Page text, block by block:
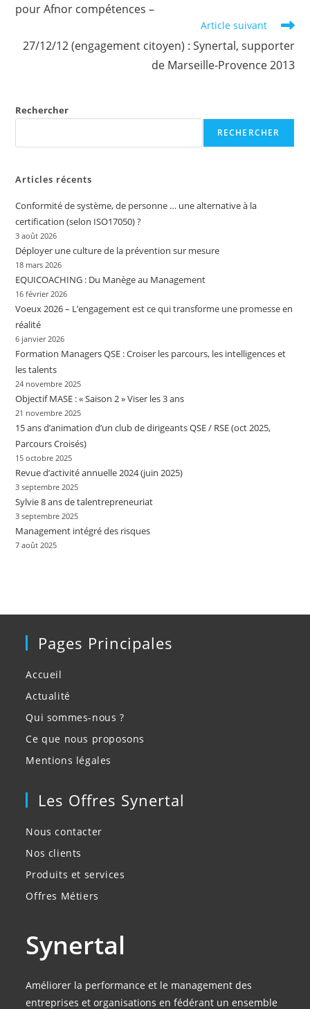
pour Afnor compétences –
Article suivant
27/12/12 (engagement citoyen) : Synertal, supporter
de Marseille-Provence 2013
Rechercher
RECHERCHER
Articles récents
Conformité de système, de personne … une alternative à la
certification (selon ISO17050) ?
3 août 2026
Déployer une culture de la prévention sur mesure
18 mars 2026
EQUICOACHING : Du Manège au Management
16 février 2026
Voeux 2026 – L’engagement est ce qui transforme une promesse en
réalité
6 janvier 2026
Formation Managers QSE : Croiser les parcours, les intelligences et
les talents
24 novembre 2025
Objectif MASE : « Saison 2 » Viser les 3 ans
21 novembre 2025
15 ans d’animation d’un club de dirigeants QSE / RSE (oct 2025,
Parcours Croisés)
15 octobre 2025
Revue d’activité annuelle 2024 (juin 2025)
3 septembre 2025
Sylvie 8 ans de talentrepreneuriat
3 septembre 2025
Management intégré des risques
7 août 2025
Pages Principales
Accueil
Actualité
Qui sommes-nous ?
Ce que nous proposons
Mentions légales
Les Offres Synertal
Nous contacter
Nos clients
Produits et services
Offres Métiers
Synertal
Améliorer la performance et le management des
entreprises et organisations en fédérant un ensemble